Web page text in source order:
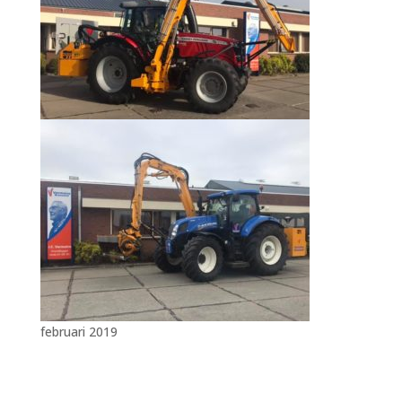
februari 2019